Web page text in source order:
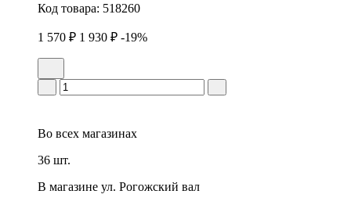
Код товара: 518260
1 570 ₽ 1 930 ₽ -19%
Во всех магазинах
36 шт.
В магазине ул. Рогожский вал